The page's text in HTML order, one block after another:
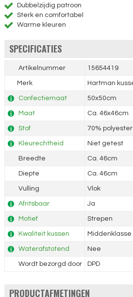
Dubbelzijdig patroon
Sterk en comfortabel
Warme kleuren
SPECIFICATIES
Artikelnummer 15654419
Merk Hartman
Confectiemaat 50x50cm
Maat Ca. 46x46cm
Stof 70%
Kleurechtheid Niet getest
Breedte Ca. 46cm
Diepte Ca. 46cm
Vulling Vlok
Afritsbaar Ja
Motief Strepen
Kwaliteit kussen Middenklasse
Waterafstotend Nee
Wordt bezorgd door DPD
PRODUCTAFMETINGEN